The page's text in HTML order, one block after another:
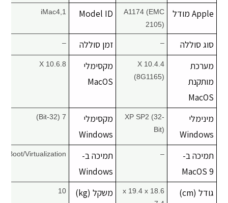
Apple מודל
A1174 (EMC
2105)
Model ID
iMac4,1
סוג סוללה – זמן סוללה –
מערכת
מותקנת
MacOS
X 10.4.4
(8G1165)
מקסימלי
MacOS
X 10.6.8
מינימלי
Windows
XP SP2 (32-
Bit)
מקסימלי
Windows
7 (32-Bit)
תמיכה ב-
MacOS 9
–
תמיכה ב-
Windows
Boot/Virtualization
גודל (cm)
18.6 x 19.4 x
משקל (kg) 10